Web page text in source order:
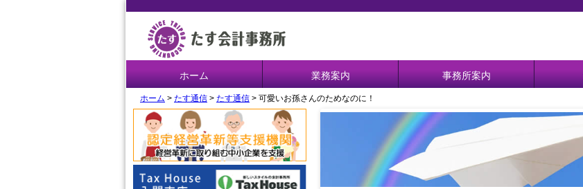
ホーム 業務案内 事務所案内
ホーム > たす通信 > たす通信 > 可愛いお孫さんのためなのに！